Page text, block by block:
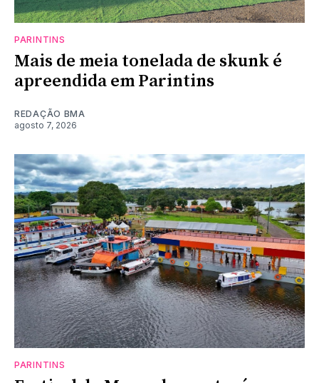
PARINTINS
Mais de meia tonelada de skunk é
apreendida em Parintins
REDAÇÃO BMA
agosto 7, 2026
PARINTINS